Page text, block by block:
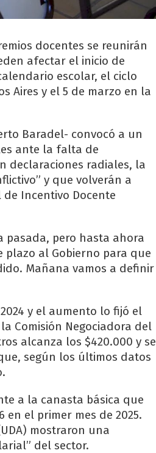
docentes se reunirán
afectar el inicio de
escolar, el ciclo
Aires y el 5 de marzo en la
Baradel- convocó a un
ante la falta de
declaraciones radiales, la
y que volverán a
Incentivo Docente
pasada, pero hasta ahora
plazo al Gobierno para que
Mañana vamos a definir
y el aumento lo fijó el
Comisión Negociadora del
alcanza los $420.000 y se
según los últimos datos
a la canasta básica que
en el primer mes de 2025.
mostraron una
del sector.